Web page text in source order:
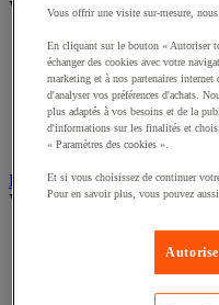
Art de la table
Accessoires de table
Linge de table et de
Menu et affichage
Vaisselle jetable pour
Vaisselle
Batterie de cuisine
Couvercle et
Marmite, cocotte et
Vous offrir une visite sur-mesure,
En cliquant sur le bouton « Autoriser
échanger des cookies avec votre
marketing et à nos partenaires internet
d'analyser vos préférences d'achats.
plus adaptés à vos besoins et de la
d'informations sur les finalités et
« Paramètres des cookies ».
Et si vous choisissez de continuer
Pour en savoir plus, vous pouvez